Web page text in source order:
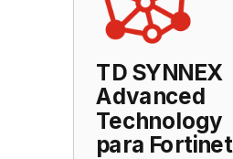
TD SYNNEX
Advanced
Technology
para Fortinet